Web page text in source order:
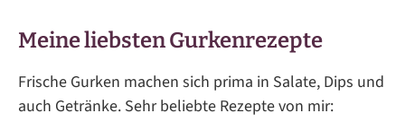
Meine liebsten Gurkenrezepte
Frische Gurken machen sich prima in Salate, Dips und
auch Getränke. Sehr beliebte Rezepte von mir: